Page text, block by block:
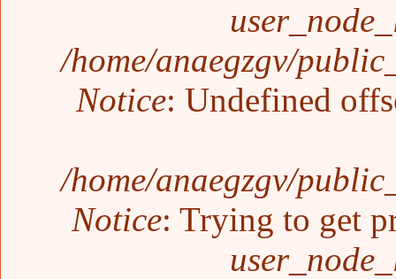
/home/anaegzgv/
Notice: Undefined
/home/anaegzgv/
Notice: Trying to get